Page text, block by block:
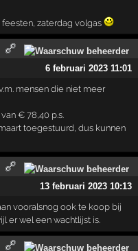
zaterdag volgas
6 februari 2023 11:01
mensen die niet meer
€ 78,40 p.s.
toegestuurd, dus kunnen
13 februari 2023 10:13
vooralsnog ook te koop bij
er wel een wachtlijst is.